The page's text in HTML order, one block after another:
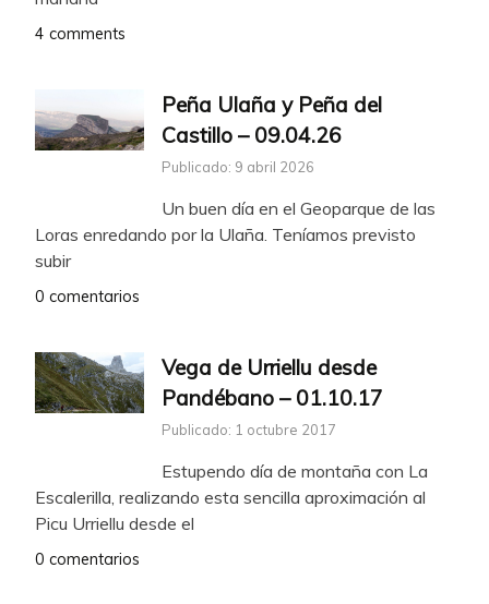
4 comments
Peña Ulaña y Peña del
Castillo – 09.04.26
Publicado: 9 abril 2026
Un buen día en el Geoparque de las
Loras enredando por la Ulaña. Teníamos previsto
subir
0 comentarios
Vega de Urriellu desde
Pandébano – 01.10.17
Publicado: 1 octubre 2017
Estupendo día de montaña con La
Escalerilla, realizando esta sencilla aproximación al
Picu Urriellu desde el
0 comentarios